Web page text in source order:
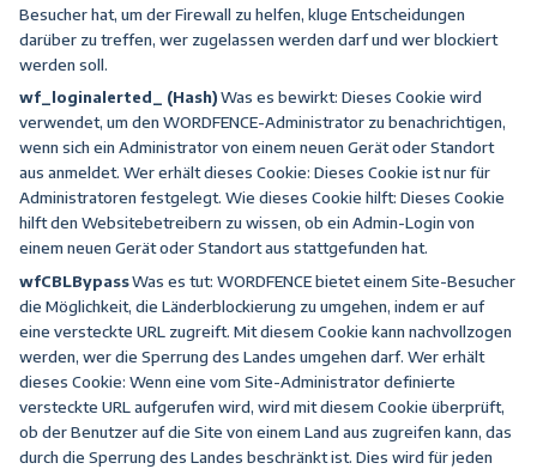
Besucher hat, um der Firewall zu helfen, kluge Entscheidungen
darüber zu treffen, wer zugelassen werden darf und wer blockiert
werden soll.
wf_loginalerted _ (Hash)Was es bewirkt: Dieses Cookie wird
verwendet, um den WORDFENCE-Administrator zu benachrichtigen,
wenn sich ein Administrator von einem neuen Gerät oder Standort
aus anmeldet. Wer erhält dieses Cookie: Dieses Cookie ist nur für
Administratoren festgelegt. Wie dieses Cookie hilft: Dieses Cookie
hilft den Websitebetreibern zu wissen, ob ein Admin-Login von
einem neuen Gerät oder Standort aus stattgefunden hat.
wfCBLBypassWas es tut: WORDFENCE bietet einem Site-Besucher
die Möglichkeit, die Länderblockierung zu umgehen, indem er auf
eine versteckte URL zugreift. Mit diesem Cookie kann nachvollzogen
werden, wer die Sperrung des Landes umgehen darf. Wer erhält
dieses Cookie: Wenn eine vom Site-Administrator definierte
versteckte URL aufgerufen wird, wird mit diesem Cookie überprüft,
ob der Benutzer auf die Site von einem Land aus zugreifen kann, das
durch die Sperrung des Landes beschränkt ist. Dies wird für jeden